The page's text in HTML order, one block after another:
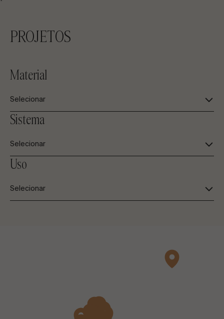
PROJETOS
Material
Selecionar
Sistema
Selecionar
Uso
Selecionar